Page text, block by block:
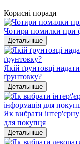
Корисні поради
Чотири помилки при
Детальніше
Якій ґрунтовці
ґрунтовку?
Детальніше
Як вибрати
для покупця
Детальніше